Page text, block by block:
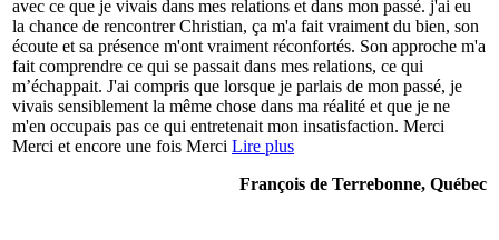
avec ce que je vivais dans mes relations et dans mon passé. j'ai eu
la chance de rencontrer Christian, ça m'a fait vraiment du bien, son
écoute et sa présence m'ont vraiment réconfortés. Son approche m'a
fait comprendre ce qui se passait dans mes relations, ce qui
m’échappait. J'ai compris que lorsque je parlais de mon passé, je
vivais sensiblement la même chose dans ma réalité et que je ne
m'en occupais pas ce qui entretenait mon insatisfaction. Merci
Merci et encore une fois Merci Lire plus
François de Terrebonne, Québec